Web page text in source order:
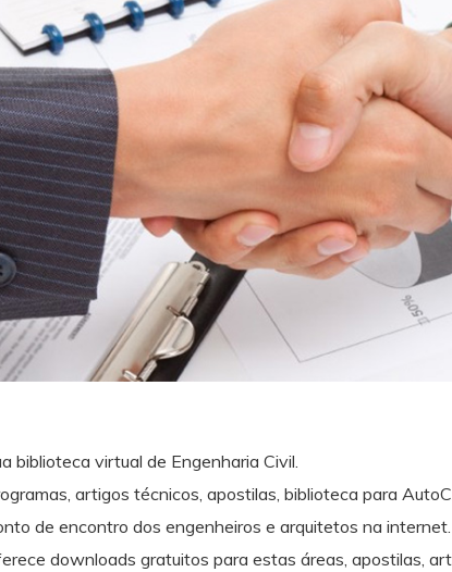
biblioteca virtual de Engenharia Civil.
artigos técnicos, apostilas, biblioteca para
de encontro dos engenheiros e arquitetos na internet.
downloads gratuitos para estas áreas, apostilas,